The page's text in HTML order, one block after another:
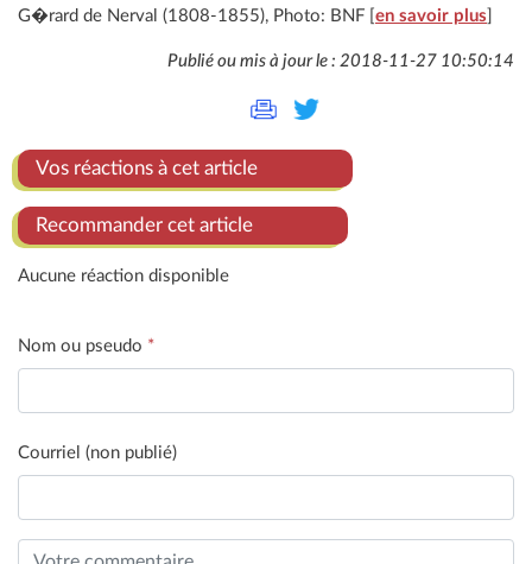
G�rard de Nerval (1808-1855), Photo: BNF [ en savoir plus
Publié ou mis à jour le : 2018-11-27 10:50:14
Vos réactions à cet article
Recommander cet article
Aucune réaction disponible
Nom ou pseudo *
Courriel (non publié)